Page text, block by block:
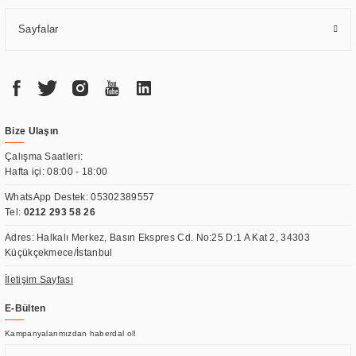
Sayfalar
Bize Ulaşın
Çalışma Saatleri:
Hafta içi: 08:00 - 18:00
WhatsApp Destek:05302389557
Tel: 0212 293 58 26
Adres: Halkalı Merkez, Basın Ekspres Cd. No:25 D:1 A Kat 2, 34303
Küçükçekmece/İstanbul
İletişim Sayfası
E-Bülten
Kampanyalarımızdan haberdal ol!